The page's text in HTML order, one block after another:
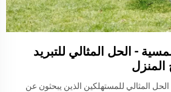
- الحل المثالي للتبريد
المثالي للمستهلكين الذين يبحثون عن